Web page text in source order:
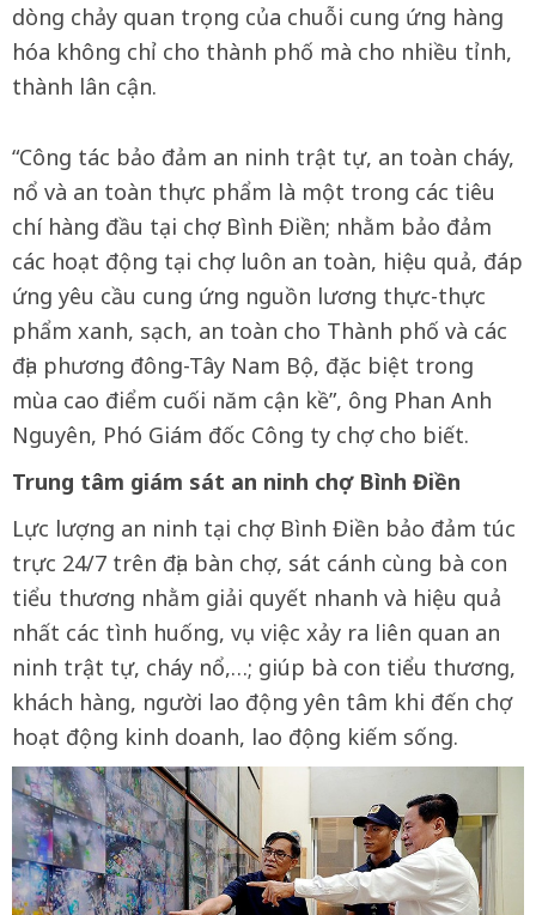
dòng chảy quan trọng của chuỗi cung ứng hàng
hóa không chỉ cho thành phố mà cho nhiều tỉnh,
thành lân cận.
“Công tác bảo đảm an ninh trật tự, an toàn cháy,
nổ và an toàn thực phẩm là một trong các tiêu
chí hàng đầu tại chợ Bình Điền; nhằm bảo đảm
các hoạt động tại chợ luôn an toàn, hiệu quả, đáp
ứng yêu cầu cung ứng nguồn lương thực-thực
phẩm xanh, sạch, an toàn cho Thành phố và các
địa phương đông-Tây Nam Bộ, đặc biệt trong
mùa cao điểm cuối năm cận kề”, ông Phan Anh
Nguyên, Phó Giám đốc Công ty chợ cho biết.
Trung tâm giám sát an ninh chợ Bình Điền
Lực lượng an ninh tại chợ Bình Điền bảo đảm túc
trực 24/7 trên địa bàn chợ, sát cánh cùng bà con
tiểu thương nhằm giải quyết nhanh và hiệu quả
nhất các tình huống, vụ việc xảy ra liên quan an
ninh trật tự, cháy nổ,…; giúp bà con tiểu thương,
khách hàng, người lao động yên tâm khi đến chợ
hoạt động kinh doanh, lao động kiếm sống.